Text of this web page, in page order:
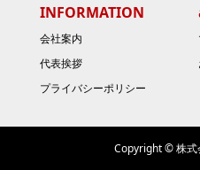
INFORMATION
会社案内
代表挨拶
プライバシーポリシー
Copyright © 株式